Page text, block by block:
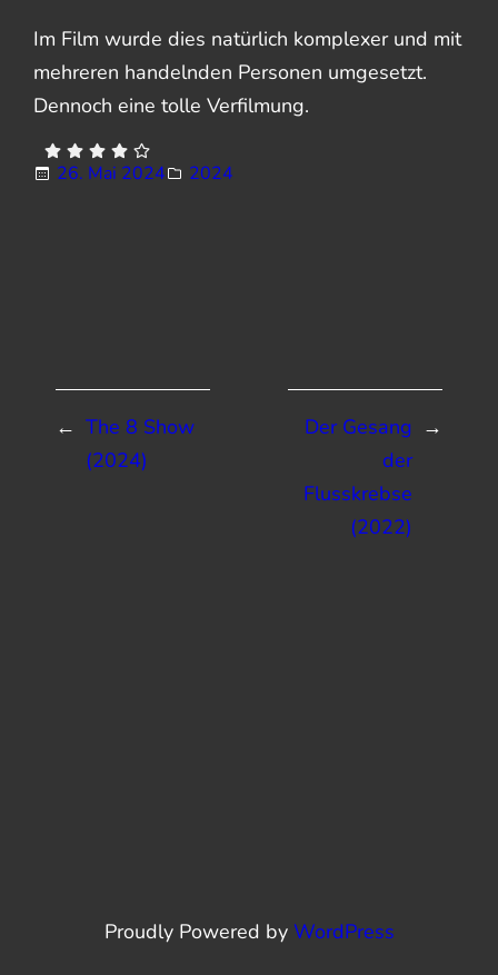
Im Film wurde dies natürlich komplexer und mit
mehreren handelnden Personen umgesetzt.
Dennoch eine tolle Verfilmung.
26. Mai 2024 2024
← The 8 Show
(2024)
→
Der Gesang
der
Flusskrebse
(2022)
Proudly Powered by WordPress